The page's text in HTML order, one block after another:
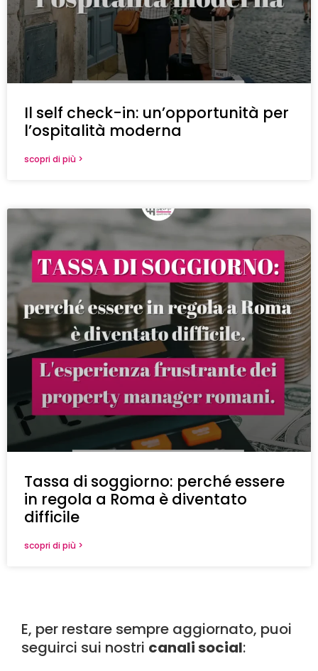
Il self check-in: un’opportunità per
l’ospitalità moderna
scopri di più >
Tassa di soggiorno: perché essere
in regola a Roma è diventato
difficile
scopri di più >
E, per restare sempre aggiornato, puoi
seguirci sui nostri canali social: